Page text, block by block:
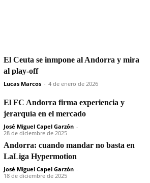
El Ceuta se inmpone al Andorra y mira
al play-off
Lucas Marcos - 4 de enero de 2026
El FC Andorra firma experiencia y
jerarquía en el mercado
José Miguel Capel Garzón -
28 de diciembre de 2025
Andorra: cuando mandar no basta en
LaLiga Hypermotion
José Miguel Capel Garzón -
18 de diciembre de 2025